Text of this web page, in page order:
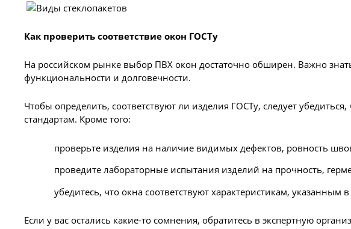
Как проверить соответствие окон ГОСТу
На российском рынке выбор ПВХ окон достаточно обширен. Важно
функциональности и долговечности.
Чтобы определить, соответствуют ли изделия ГОСТу, следует
стандартам. Кроме того:
проверьте изделия на наличие видимых дефектов, ровность
проведите лабораторные испытания изделий на прочность,
убедитесь, что окна соответствуют характеристикам, указанным
Если у вас остались какие-то сомнения, обратитесь в экспертную